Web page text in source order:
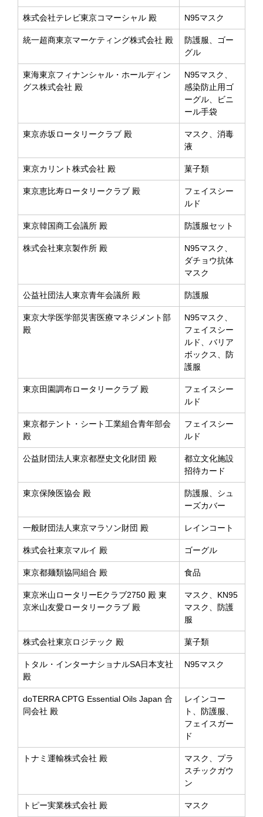
株式会社テレビ東京コマーシャル 殿 N95マスク
統一超商東京マーケティング株式会社 殿
防護服、ゴー
グル
東海東京フィナンシャル・ホールディン
グス株式会社 殿
N95マスク、
感染防止用ゴ
ーグル、ビニ
ール手袋
東京赤坂ロータリークラブ 殿
マスク、消毒
液
東京カリント株式会社 殿 菓子類
東京恵比寿ロータリークラブ 殿
フェイスシー
ルド
東京韓国商工会議所 殿 防護服セット
株式会社東京製作所 殿
N95マスク、
ダチョウ抗体
マスク
公益社団法人東京青年会議所 殿 防護服
東京大学医学部災害医療マネジメント部
殿
N95マスク、
フェイスシー
ルド、バリア
ボックス、防
護服
東京田園調布ロータリークラブ 殿
フェイスシー
ルド
東京都テント・シート工業組合青年部会
殿
フェイスシー
ルド
公益財団法人東京都歴史文化財団 殿
都立文化施設
招待カード
東京保険医協会 殿
防護服、シュ
ーズカバー
一般財団法人東京マラソン財団 殿 レインコート
株式会社東京マルイ 殿 ゴーグル
東京都麺類協同組合 殿 食品
東京米山ロータリーEクラブ2750 殿 東
京米山友愛ロータリークラブ 殿
マスク、KN95
マスク、防護
服
株式会社東京ロジテック 殿 菓子類
トタル・インターナショナルSA日本支社
殿
N95マスク
doTERRA CPTG Essential Oils Japan 合
同会社 殿
レインコー
ト、防護服、
フェイスガー
ド
トナミ運輸株式会社 殿
マスク、プラ
スチックガウ
ン
トピー実業株式会社 殿 マスク